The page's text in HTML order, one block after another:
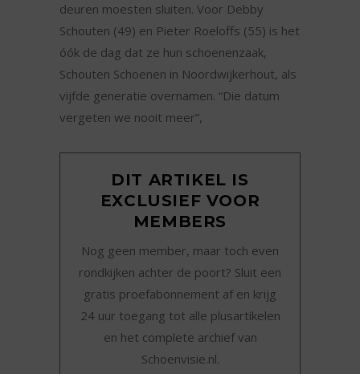
deuren moesten sluiten. Voor Debby
Schouten (49) en Pieter Roeloffs (55) is het
óók de dag dat ze hun schoenenzaak,
Schouten Schoenen in Noordwijkerhout, als
vijfde generatie overnamen. “Die datum
vergeten we nooit meer”,
DIT ARTIKEL IS
EXCLUSIEF VOOR
MEMBERS
Nog geen member, maar toch even
rondkijken achter de poort? Sluit een
gratis proefabonnement af en krijg
24 uur toegang tot alle plusartikelen
en het complete archief van
Schoenvisie.nl.